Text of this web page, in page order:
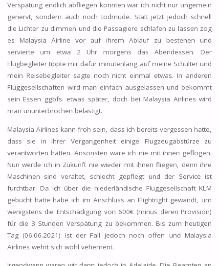
Verspätung endlich abfliegen konnten war ich nicht nur ungemein
genervt, sondern auch noch todmüde. Statt jetzt jedoch schnell
die Lichter zu dimmen und die Passagiere schlafen zu lassen zog
es Malaysia Airline vor auf ihrem Ablauf zu bestehen und
servierte um etwa 2 Uhr morgens das Abendessen. Der
Flugbegleiter tippte mir dafür minutenlang auf meine Schulter und
mein Reisebegleiter sagte noch nicht einmal etwas. In anderen
Fluggesellschaften wird man einfach ausgelassen und bekommt
sein Essen ggbfs. etwas später, doch bei Malaysia Airlines wird
man ununterbrochen belästigt.
Malaysia Airlines kann froh sein, dass ich bereits vergessen hatte,
dass sie in ihrer Vergangenheit einige Flugzeugabstürze zu
verantworten hatten. Ansonsten wäre ich nie mit ihnen geflogen.
Nun werde ich in Zukunft nie wieder mit ihnen fliegen, denn ihre
Maschinen sind veraltet, schlecht gepflegt und der Service ist
furchtbar. Da ich über die niederländische Fluggesellschaft KLM
gebucht hatte habe ich im Anschluss an Flightright gewandt, um
wenigstens die Entschädigung von 600€ (minus deren Provision)
für die 3 Stunden Verspätung zu bekommen. Bis zum heutigen
Tag (06.06.2021) ist der Fall jedoch noch offen und Malaysia
Airlines wehrt sich wohl vehement.